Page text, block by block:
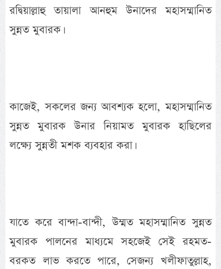
রদ্বিয়াল্লাহু তায়ালা আনহুম উনাদের মহাসম্মানিত
সুন্নত মুবারক।
কাজেই, সকলের জন্য আবশ্যক হলো, মহাসম্মানিত
সুন্নত মুবারক উনার নিয়ামত মুবারক হাছিলের
লক্ষ্যে সুন্নতী মশক ব্যবহার করা।
যাতে করে বান্দা-বান্দী, উম্মত মহাসম্মানিত সুন্নত
মুবারক পালনের মাধ্যমে সহজেই সেই রহমত-
বরকত লাভ করতে পারে, সেজন্য খলীফাতুল্লাহ,